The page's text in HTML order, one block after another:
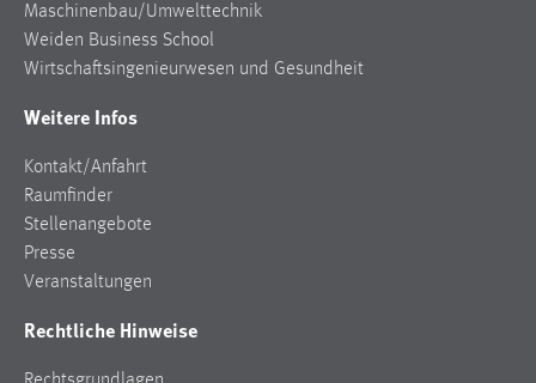
Maschinenbau/Umwelttechnik
Weiden Business School
Wirtschaftsingenieurwesen und Gesundheit
Weitere Infos
Kontakt/Anfahrt
Raumfinder
Stellenangebote
Presse
Veranstaltungen
Rechtliche Hinweise
chat-frame-style-5e9dbeb1811c0446
Zweck:
MibewSessionID, mibew-chat-frame-style-
5e9dbeb1811c0446 = Sitzungslaufzeit, mibew_locale = 3
Jahre, MIBEW_UserID = 1 Jahr
Login
Name: